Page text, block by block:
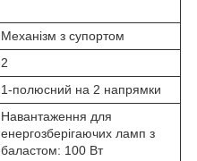
Механізм з супортом
2
1-полюсний на 2 напрямки
Навантаження для
енергозберігаючих ламп з
баластом: 100 Вт